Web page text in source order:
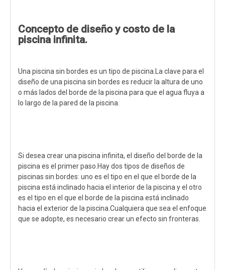
Concepto de diseño y costo de la
piscina infinita.
Una piscina sin bordes es un tipo de piscina.La clave para el
diseño de una piscina sin bordes es reducir la altura de uno
o más lados del borde de la piscina para que el agua fluya a
lo largo de la pared de la piscina.
Si desea crear una piscina infinita, el diseño del borde de la
piscina es el primer paso.Hay dos tipos de diseños de
piscinas sin bordes: uno es el tipo en el que el borde de la
piscina está inclinado hacia el interior de la piscina y el otro
es el tipo en el que el borde de la piscina está inclinado
hacia el exterior de la piscina.Cualquiera que sea el enfoque
que se adopte, es necesario crear un efecto sin fronteras.